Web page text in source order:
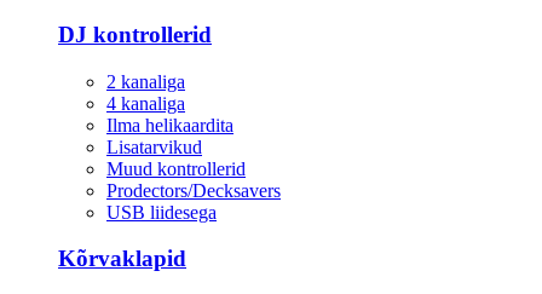
DJ kontrollerid
2 kanaliga
4 kanaliga
Ilma helikaardita
Lisatarvikud
Muud kontrollerid
Prodectors/Decksavers
USB liidesega
Kõrvaklapid